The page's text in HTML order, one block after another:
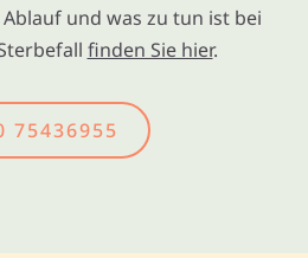
und was zu tun ist bei
finden Sie hier.
75436955